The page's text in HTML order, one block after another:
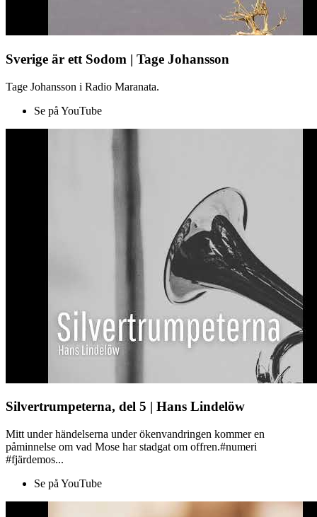
Sverige är ett Sodom | Tage Johansson
Tage Johansson i Radio Maranata.
Se på YouTube
Silvertrumpeterna, del 5 | Hans Lindelöw
Mitt under händelserna under ökenvandringen kommer en
påminnelse om vad Mose har stadgat om offren.#numeri
#fjärdemos...
Se på YouTube